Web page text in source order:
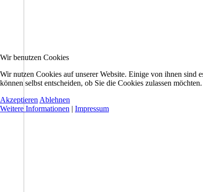
Wir benutzen Cookies
Wir nutzen Cookies auf unserer Website. Einige von ihnen sind
können selbst entscheiden, ob Sie die Cookies zulassen
Akzeptieren Ablehnen
Weitere Informationen | Impressum